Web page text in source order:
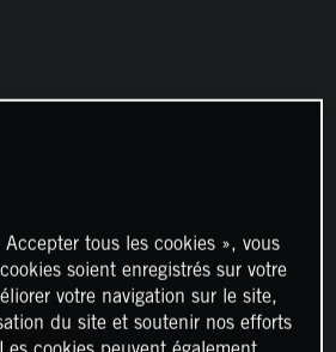
tous les cookies », vous
soient enregistrés sur votre
votre navigation sur le site,
du site et soutenir nos efforts